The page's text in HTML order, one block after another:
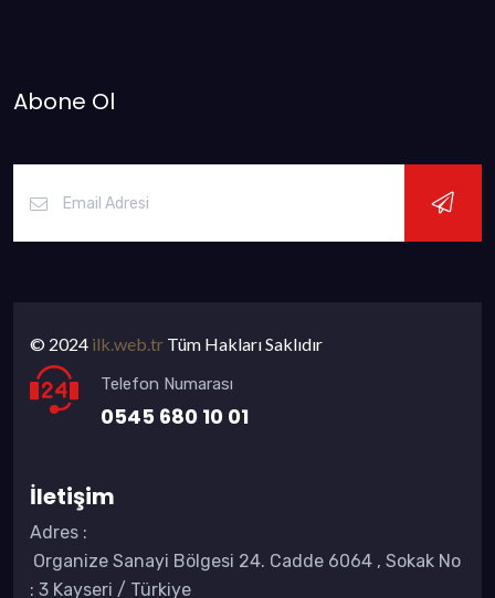
Abone Ol
© 2024 ilk.web.tr Tüm Hakları Saklıdır
Telefon Numarası
0545 680 10 01
İletişim
Adres :
Organize Sanayi Bölgesi 24. Cadde 6064 , Sokak No
: 3 Kayseri / Türkiye